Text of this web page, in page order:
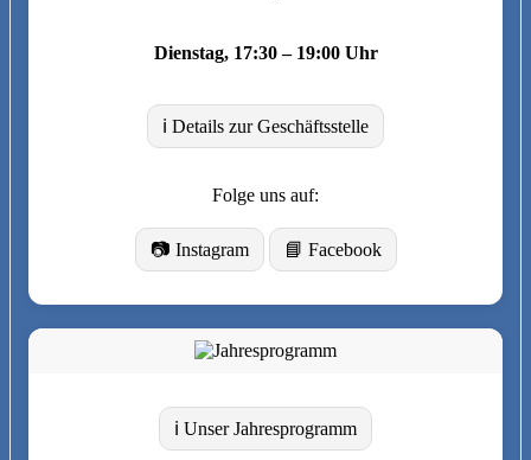
Dienstag, 17:30 – 19:00 Uhr
ℹ️ Details zur Geschäftsstelle
Folge uns auf:
📷 Instagram 📘 Facebook
ℹ️ Unser Jahresprogramm